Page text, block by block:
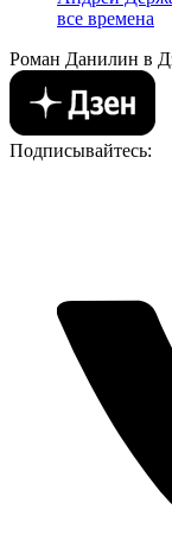
все времена
Роман Данилин в
Подписывайтесь: